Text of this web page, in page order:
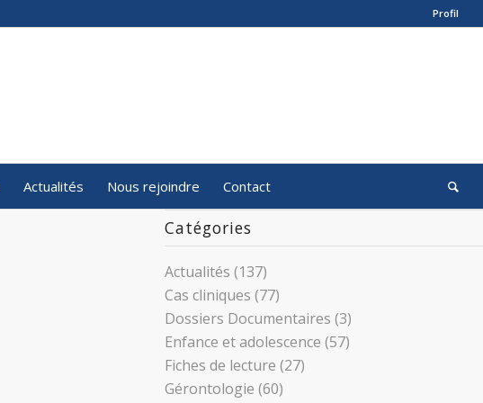
Profil
Actualités Nous rejoindre Contact
Catégories
Actualités (137)
Cas cliniques (77)
Dossiers Documentaires (3)
Enfance et adolescence (57)
Fiches de lecture (27)
Gérontologie (60)